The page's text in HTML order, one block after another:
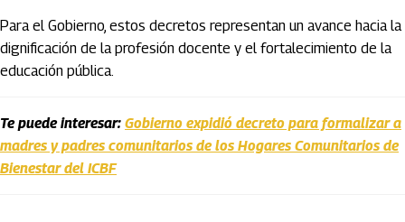
Para el Gobierno, estos decretos representan un avance hacia la
dignificación de la profesión docente y el fortalecimiento de la
educación pública.
Te puede interesar: Gobierno expidió decreto para formalizar a
madres y padres comunitarios de los Hogares Comunitarios de
Bienestar del ICBF